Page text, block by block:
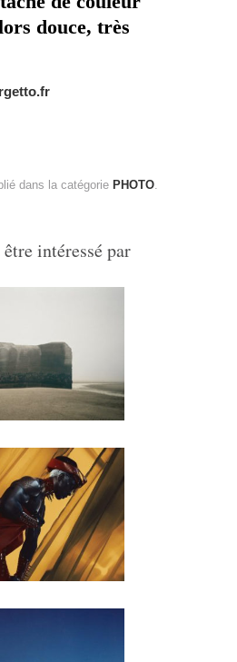
douce, très
dans la catégorie PHOTO.
intéressé par